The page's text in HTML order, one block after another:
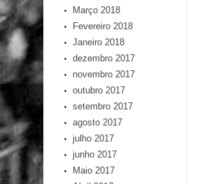
Março 2018
Fevereiro 2018
Janeiro 2018
dezembro 2017
novembro 2017
outubro 2017
setembro 2017
agosto 2017
julho 2017
junho 2017
Maio 2017